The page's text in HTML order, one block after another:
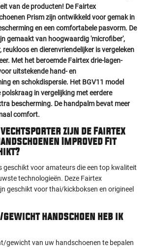
van de producten! De Fairtex
Prism zijn ontwikkeld voor gemak in
en een comfortabele pasvorm. De
gemaakt van hoogwaardig 'microfiber',
reukloos en dierenvriendelijker is vergeleken
Met het beroemde Fairtex drie-lagen-
uitstekende hand- en
en schokdispersie. Het BGV11 model
polskraag in vergelijking met eerdere
bescherming. De handpalm bevat meer
comfort.
zijn de Fairtex
Improved Fit
geschikt voor amateurs die een top kwaliteit
technologieën. Deze Fairtex
geschikt voor thai/kickboksen en origineel
handschoen heb ik
gewicht van uw handschoenen te bepalen